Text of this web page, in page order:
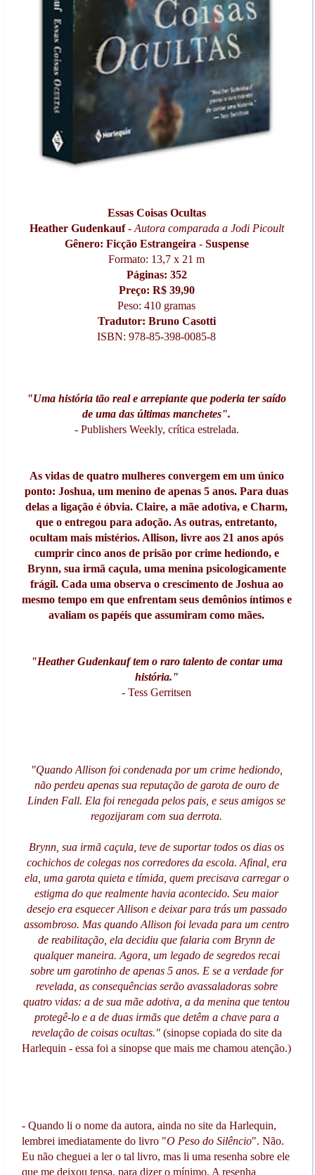
Essas Coisas Ocultas
Heather Gudenkauf- Autora comparada a Jodi Picoult
Gênero: Ficção Estrangeira - Suspense
Formato: 13,7 x 21 m
Páginas: 352
Preço: R$ 39,90
Peso: 410 gramas
Tradutor: Bruno Casotti
ISBN: 978-85-398-0085-8
"Uma história tão real e arrepiante que poderia ter saído
de uma das últimas manchetes".
- Publishers Weekly, crítica estrelada.
As vidas de quatro mulheres convergem em um único
ponto: Joshua, um menino de apenas 5 anos. Para duas
delas a ligação é óbvia. Claire, a mãe adotiva, e Charm,
que o entregou para adoção. As outras, entretanto,
ocultam mais mistérios. Allison, livre aos 21 anos após
cumprir cinco anos de prisão por crime hediondo, e
Brynn, sua irmã caçula, uma menina psicologicamente
frágil. Cada uma observa o crescimento de Joshua ao
mesmo tempo em que enfrentam seus demônios íntimos e
avaliam os papéis que assumiram como mães.
"Heather Gudenkauf tem o raro talento de contar uma
história."
- Tess Gerritsen
"Quando Allison foi condenada por um crime hediondo,
não perdeu apenas sua reputação de garota de ouro de
Linden Fall. Ela foi renegada pelos pais, e seus amigos se
regozijaram com sua derrota.
Brynn, sua irmã caçula, teve de suportar todos os dias os
cochichos de colegas nos corredores da escola. Afinal, era
ela, uma garota quieta e tímida, quem precisava carregar o
estigma do que realmente havia acontecido. Seu maior
desejo era esquecer Allison e deixar para trás um passado
assombroso. Mas quando Allison foi levada para um centro
de reabilitação, ela decidiu que falaria com Brynn de
qualquer maneira. Agora, um legado de segredos recai
sobre um garotinho de apenas 5 anos. E se a verdade for
revelada, as consequências serão avassaladoras sobre
quatro vidas: a de sua mãe adotiva, a da menina que tentou
protegê-lo e a de duas irmãs que detêm a chave para a
revelação de coisas ocultas."(sinopse copiada do site da
Harlequin - essa foi a sinopse que mais me chamou atenção.)
- Quando li o nome da autora, ainda no site da Harlequin,
lembrei imediatamente do livro "O Peso do Silêncio". Não.
Eu não cheguei a ler o tal livro, mas li uma resenha sobre ele
que me deixou tensa, para dizer o mínimo. A resenha